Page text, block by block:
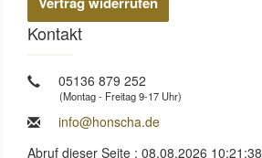
Kontakt
05136 879 252
(Montag - Freitag 9-17 Uhr)
info@honscha.de
Abruf dieser Seite : 08.08.2026 10:21:38